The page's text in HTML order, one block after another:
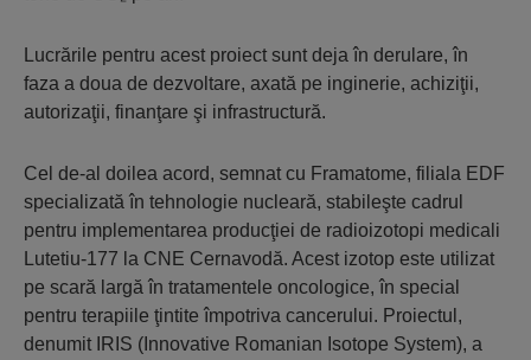
Lucrările pentru acest proiect sunt deja în derulare, în
faza a doua de dezvoltare, axată pe inginerie, achiziţii,
autorizaţii, finanţare şi infrastructură.
Cel de-al doilea acord, semnat cu Framatome, filiala EDF
specializată în tehnologie nucleară, stabileşte cadrul
pentru implementarea producţiei de radioizotopi medicali
Lutetiu-177 la CNE Cernavodă. Acest izotop este utilizat
pe scară largă în tratamentele oncologice, în special
pentru terapiile ţintite împotriva cancerului. Proiectul,
denumit IRIS (Innovative Romanian Isotope System), a